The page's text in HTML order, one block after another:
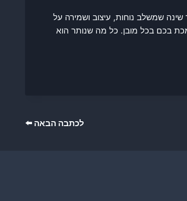
שינה שמשלב נוחות, עיצוב ושמירה על
בכם בכל מובן. כל מה שנותר הוא
לכתבה הבאה ⬅️